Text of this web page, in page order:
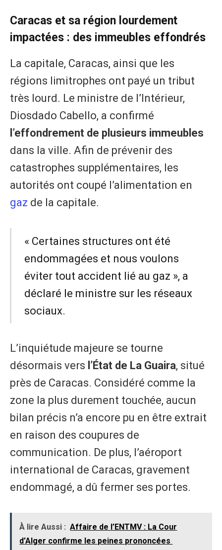
​Caracas et sa région lourdement
impactées : des immeubles effondrés
​La capitale, Caracas, ainsi que les
régions limitrophes ont payé un tribut
très lourd. Le ministre de l’Intérieur,
Diosdado Cabello, a confirmé
l’effondrement de plusieurs immeubles
dans la ville. Afin de prévenir des
catastrophes supplémentaires, les
autorités ont coupé l’alimentation en
gaz de la capitale.
​« Certaines structures ont été
endommagées et nous voulons
éviter tout accident lié au gaz », a
déclaré le ministre sur les réseaux
sociaux.
​L’inquiétude majeure se tourne
désormais vers l’État de La Guaira, situé
près de Caracas. Considéré comme la
zone la plus durement touchée, aucun
bilan précis n’a encore pu en être extrait
en raison des coupures de
communication. De plus, l’aéroport
international de Caracas, gravement
endommagé, a dû fermer ses portes.
À lire Aussi : Affaire de l’ENTMV : La Cour
d’Alger confirme les peines prononcées